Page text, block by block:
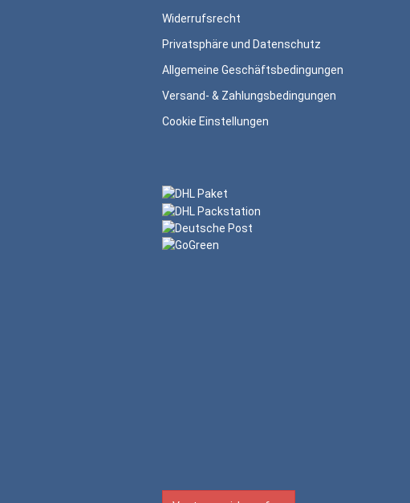
Widerrufsrecht
Privatsphäre und Datenschutz
Allgemeine Geschäftsbedingungen
Versand- & Zahlungsbedingungen
Cookie Einstellungen